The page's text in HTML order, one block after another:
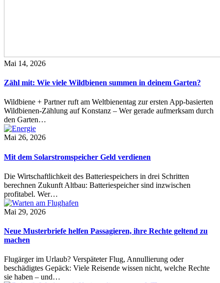
Mai 14, 2026
Zähl mit: Wie viele Wildbienen summen in deinem Garten?
Wildbiene + Partner ruft am Weltbienentag zur ersten App-basierten
Wildbienen-Zählung auf Konstanz – Wer gerade aufmerksam durch
den Garten…
Mai 26, 2026
Mit dem Solarstromspeicher Geld verdienen
Die Wirtschaftlichkeit des Batteriespeichers in drei Schritten
berechnen Zukunft Altbau: Batteriespeicher sind inzwischen
profitabel. Wer…
Mai 29, 2026
Neue Musterbriefe helfen Passagieren, ihre Rechte geltend zu
machen
Flugärger im Urlaub? Verspäteter Flug, Annullierung oder
beschädigtes Gepäck: Viele Reisende wissen nicht, welche Rechte
sie haben – und…